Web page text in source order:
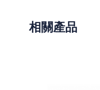
相關產品